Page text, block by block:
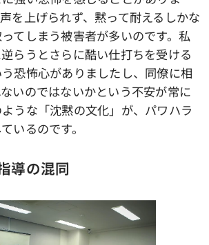
を上げられず、黙って耐えるしかな
てしまう被害者が多いのです。私
らうとさらに酷い仕打ちを受ける
恐怖心がありましたし、同僚に相
いのではないかという不安が常に
うな「沈黙の文化」が、パワハラ
いるのです。
導の混同